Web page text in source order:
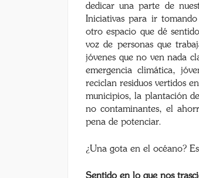
dedicar una parte de
Iniciativas para ir
otro espacio que dé
voz de personas que
jóvenes que no ven nada
emergencia climática,
reciclan residuos vertidos
municipios, la plantación
no contaminantes, el
pena de potenciar.
¿Una gota en el océano?
Sentido en lo que nos